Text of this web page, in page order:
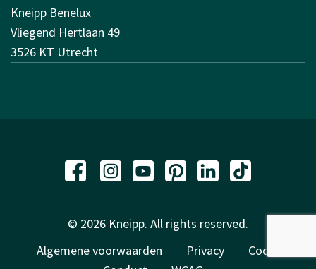
Kneipp Benelux
Vliegend Hertlaan 49
3526 KT Utrecht
© 2026 Kneipp. All rights reserved.
Algemene voorwaarden
Privacy
Code of